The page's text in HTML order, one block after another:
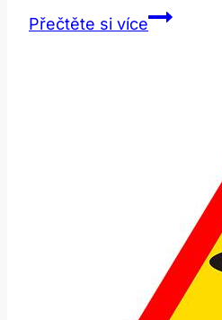
Přečtěte si víceWoodruff:
angličtině?